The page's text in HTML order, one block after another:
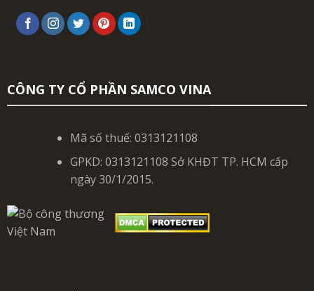
CÔNG TY CỔ PHẦN SAMCO VINA
Mã số thuế: 0313121108
GPKD: 0313121108 Sở KHĐT TP. HCM cấp
ngày 30/1/2015.